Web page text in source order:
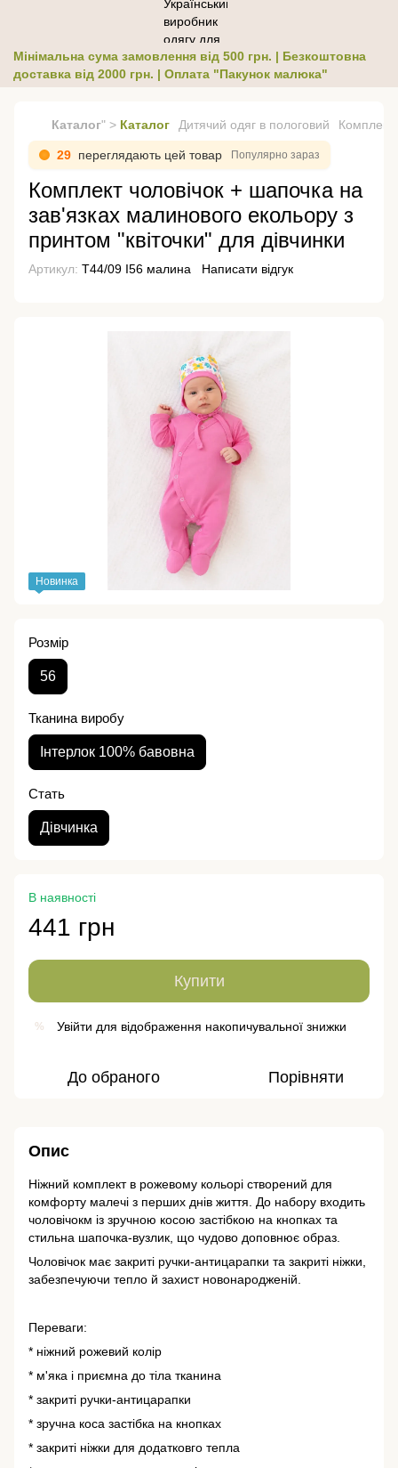
Мінімальна сума замовлення від 500 грн. | Безкоштовна
доставка від 2000 грн. | Оплата "Пакунок малюка"
Каталог" > Каталог Дитячий одяг в пологовий Комплект
29 переглядають цей товар Популярно зараз
Комплект чоловічок + шапочка на
зав'язках малинового екольору з
принтом "квіточки" для дівчинки
Артикул: Т44/09 І56 малина Написати відгук
Новинка
Розмір
56
Тканина виробу
Інтерлок 100% бавовна
Стать
Дівчинка
В наявності
441 грн
Купити
% Увійти для відображення накопичувальної знижки
До обраного Порівняти
Опис
Ніжний комплект в рожевому кольорі створений для
комфорту малечі з перших днів життя. До набору входить
чоловічокм із зручною косою застібкою на кнопках та
стильна шапочка-вузлик, що чудово доповнює образ.
Чоловічок має закриті ручки-антицарапки та закриті ніжки,
забезпечуючи тепло й захист новонародженій.
Переваги:
* ніжний рожевий колір
* м'яка і приємна до тіла тканина
* закриті ручки-антицарапки
* зручна коса застібка на кнопках
* закриті ніжки для додатковго тепла